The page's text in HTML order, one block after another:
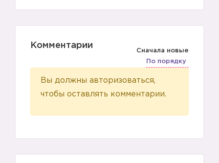
Комментарии
Сначала новые
По порядку
Вы должны авторизоваться,
чтобы оставлять комментарии.